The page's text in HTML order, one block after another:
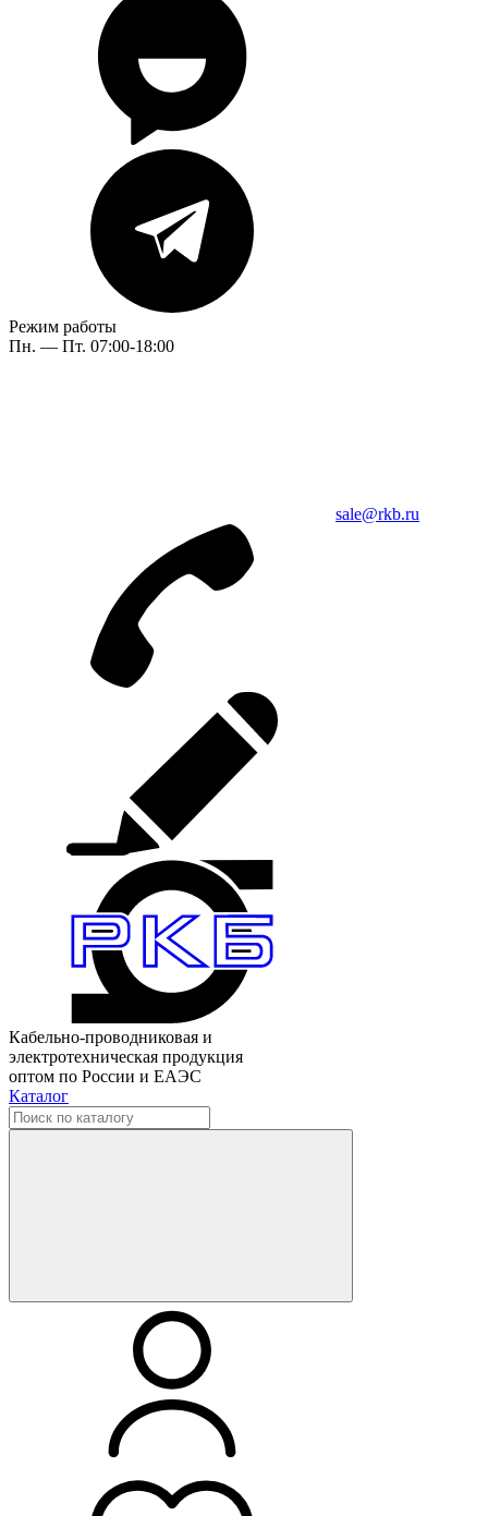
Режим работы
Пн. — Пт. 07:00-18:00
sale@rkb.ru
Кабельно-проводниковая и
электротехническая продукция
оптом по России и ЕАЭС
Каталог